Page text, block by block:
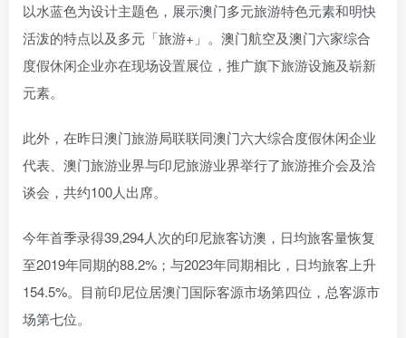
以水蓝色为设计主题色，展示澳门多元旅游特色元素和明快
活泼的特点以及多元「旅游+」。澳门航空及澳门六家综合
度假休闲企业亦在现场设置展位，推广旗下旅游设施及崭新
元素。
此外，在昨日澳门旅游局联联同澳门六大综合度假休闲企业
代表、澳门旅游业界与印尼旅游业界举行了旅游推介会及洽
谈会，共约100人出席。
今年首季录得39,294人次的印尼旅客访澳，日均旅客量恢复
至2019年同期的88.2%；与2023年同期相比，日均旅客上升
154.5%。目前印尼位居澳门国际客源市场第四位，总客源市
场第七位。